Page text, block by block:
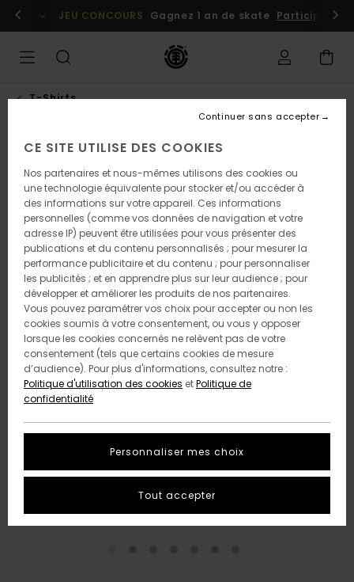
l'information
Se connecter / s'inscrire
JEU CONCOURS Gagnez 1 an de skate Participez
T-Shirts
CE SITE UTILISE DES COOKIES
Nos partenaires et nous-mêmes utilisons des cookies ou
une technologie équivalente pour stocker et/ou accéder à
des informations sur votre appareil. Ces informations
personnelles (comme vos données de navigation et votre
adresse IP) peuvent être utilisées pour vous présenter des
publications et du contenu personnalisés ; pour mesurer la
performance publicitaire et du contenu ; pour personnaliser
les publicités ; et en apprendre plus sur leur audience ; pour
développer et améliorer les produits de nos partenaires.
Vous pouvez paramétrer vos choix pour accepter ou non les
cookies soumis à votre consentement, ou vous y opposer
lorsque les cookies concernés ne relèvent pas de votre
consentement (tels que certains cookies de mesure
d’audience). Pour plus d'informations, consultez notre :
Politique d'utilisation des cookies etPolitique de
confidentialité
Personnaliser mes choix
Continuer sans accepter
Tout accepter